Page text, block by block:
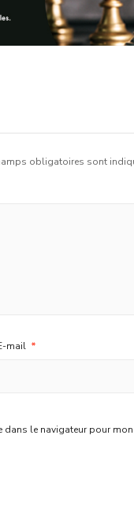
obligatoires sont
mail *
le navigateur pour